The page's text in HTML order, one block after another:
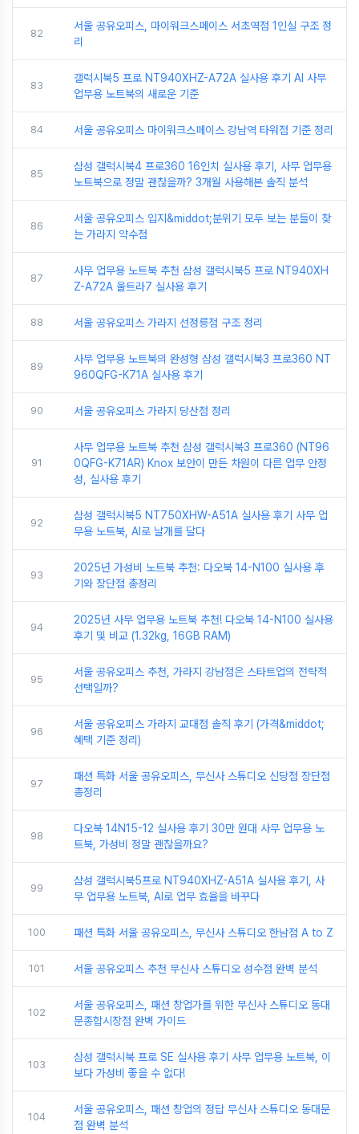
82
서울 공유오피스, 마이워크스페이스 서초역점 1인실 구조 정
리
83
갤럭시북5 프로 NT940XHZ-A72A 실사용 후기 AI 사무
업무용 노트북의 새로운 기준
84 서울 공유오피스 마이워크스페이스 강남역 타워점 기준 정리
85
삼성 갤럭시북4 프로360 16인치 실사용 후기, 사무 업무용
노트북으로 정말 괜찮을까? 3개월 사용해본 솔직 분석
86
서울 공유오피스 입지&middot;분위기 모두 보는 분들이 찾
는 가라지 약수점
87
사무 업무용 노트북 추천 삼성 갤럭시북5 프로 NT940XH
Z-A72A 울트라7 실사용 후기
88 서울 공유오피스 가라지 선정릉점 구조 정리
89
사무 업무용 노트북의 완성형 삼성 갤럭시북3 프로360 NT
960QFG-K71A 실사용 후기
90 서울 공유오피스 가라지 당산점 정리
91
사무 업무용 노트북 추천 삼성 갤럭시북3 프로360 (NT96
0QFG-K71AR) Knox 보안이 만든 차원이 다른 업무 안정
성, 실사용 후기
92
삼성 갤럭시북5 NT750XHW-A51A 실사용 후기 사무 업
무용 노트북, AI로 날개를 달다
93
2025년 가성비 노트북 추천: 다오북 14-N100 실사용 후
기와 장단점 총정리
94
2025년 사무 업무용 노트북 추천! 다오북 14-N100 실사용
후기 및 비교 (1.32kg, 16GB RAM)
95
서울 공유오피스 추천, 가라지 강남점은 스타트업의 전략적
선택일까?
96
서울 공유오피스 가라지 교대점 솔직 후기 (가격&middot;
혜택 기준 정리)
97
패션 특화 서울 공유오피스, 무신사 스튜디오 신당점 장단점
총정리
98
다오북 14N15-12 실사용 후기 30만 원대 사무 업무용 노
트북, 가성비 정말 괜찮을까요?
99
삼성 갤럭시북5프로 NT940XHZ-A51A 실사용 후기, 사
무 업무용 노트북, AI로 업무 효율을 바꾸다
100 패션 특화 서울 공유오피스, 무신사 스튜디오 한남점 A to Z
101 서울 공유오피스 추천 무신사 스튜디오 성수점 완벽 분석
102
서울 공유오피스, 패션 창업가를 위한 무신사 스튜디오 동대
문종합시장점 완벽 가이드
103
삼성 갤럭시북 프로 SE 실사용 후기 사무 업무용 노트북, 이
보다 가성비 좋을 수 없다!
104
서울 공유오피스, 패션 창업의 정답 무신사 스튜디오 동대문
점 완벽 분석